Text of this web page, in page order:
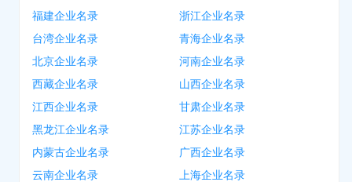
福建企业名录
浙江企业名录
台湾企业名录
青海企业名录
北京企业名录
河南企业名录
西藏企业名录
山西企业名录
江西企业名录
甘肃企业名录
黑龙江企业名录
江苏企业名录
内蒙古企业名录
广西企业名录
云南企业名录
上海企业名录